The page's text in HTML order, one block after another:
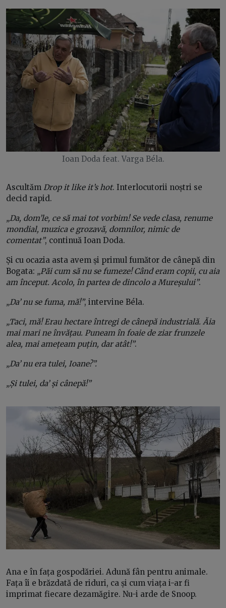
Ioan Doda feat. Varga Béla.
Ascultăm Drop it like it’s hot. Interlocutorii noștri se
decid rapid.
„Da, dom’le, ce să mai tot vorbim! Se vede clasa, renume
mondial, muzica e grozavă, domnilor, nimic de
comentat”, continuă Ioan Doda.
Și cu ocazia asta avem și primul fumător de cânepă din
Bogata: „Păi cum să nu se fumeze! Când eram copii, cu aia
am început. Acolo, în partea de dincolo a Mureșului”.
„Da’ nu se fuma, mă!”, intervine Béla.
„Taci, mă! Erau hectare întregi de cânepă industrială. Ăia
mai mari ne învățau. Puneam în foaie de ziar frunzele
alea, mai amețeam puțin, dar atât!”.
„Da’ nu era tulei, Ioane?”.
„Și tulei, da’ și cânepă!”
Ana e în fața gospodăriei. Adună fân pentru animale.
Fața îi e brăzdată de riduri, ca și cum viața i-ar fi
imprimat fiecare dezamăgire. Nu-i arde de Snoop.